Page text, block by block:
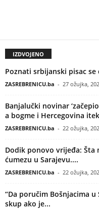
IZDVOJENO
Poznati srbijanski pisac
ZASREBRENICU.ba - 27 ožujka,
Banjalučki novinar
a bogme i Hercegovina
ZASREBRENICU.ba - 22 ožujka,
Dodik ponovo vrijeđa: Šta
ćumezu u Sarajevu....
ZASREBRENICU.ba - 22 ožujka,
“Da poručim Bošnjacima
skup ako je...